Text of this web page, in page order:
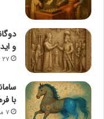
و
۲۷ شهریور ۱۴۰۴
با
۷ مرداد ۱۴۰۴